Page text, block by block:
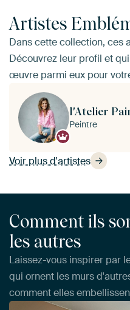
Artistes
Dans cette collection, ces
Découvrez leur profil et
œuvre parmi eux pour
Voir plus d'artistes
l'Atelier
Peintre
Comment ils
les autres
Laissez-vous inspirer par
qui ornent les murs
comment elles